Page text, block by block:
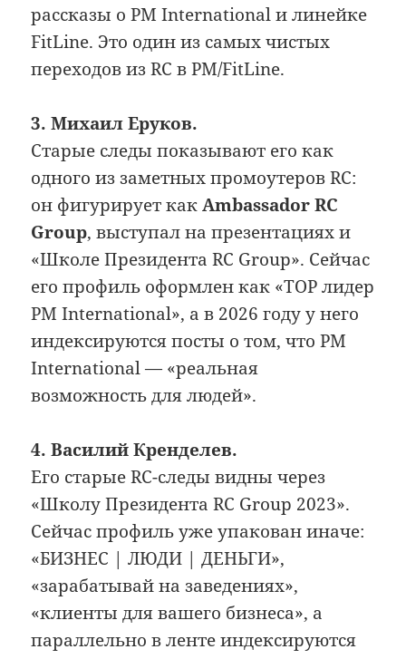
рассказы о PM International и линейке
FitLine. Это один из самых чистых
переходов из RC в PM/FitLine.
3. Михаил Еруков.
Старые следы показывают его как
одного из заметных промоутеров RC:
он фигурирует какAmbassador RC
Group, выступал на презентациях и
«Школе Президента RC Group». Сейчас
его профиль оформлен как «TOP лидер
PM International», а в 2026 году у него
индексируются посты о том, что PM
International — «реальная
возможность для людей».
4. Василий Кренделев.
Его старые RC-следы видны через
«Школу Президента RC Group 2023».
Сейчас профиль уже упакован иначе:
«БИЗНЕС | ЛЮДИ | ДЕНЬГИ»,
«зарабатывай на заведениях»,
«клиенты для вашего бизнеса», а
параллельно в ленте индексируются